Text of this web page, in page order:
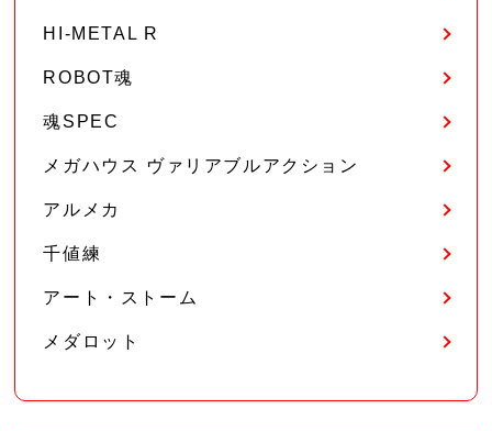
HI-METAL R
ROBOT魂
魂SPEC
メガハウス ヴァリアブルアクション
アルメカ
千値練
アート・ストーム
メダロット